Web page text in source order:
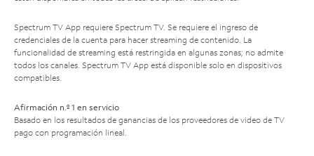
Spectrum TV App requiere Spectrum TV. Se requiere el ingreso de
credenciales de la cuenta para hacer streaming de contenido. La
funcionalidad de streaming está restringida en algunas zonas; no admite
todos los canales. Spectrum TV App está disponible solo en dispositivos
compatibles.
Afirmación n.º 1 en servicio
Basado en los resultados de ganancias de los proveedores de video de TV
pago con programación lineal.